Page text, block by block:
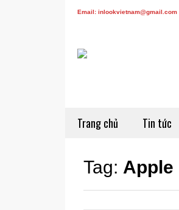
Email: inlookvietnam@gmail.com
Trang chủ Tin tức
Tag: Apple